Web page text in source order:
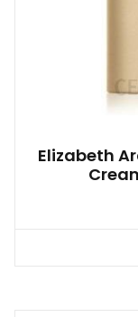
Elizabeth